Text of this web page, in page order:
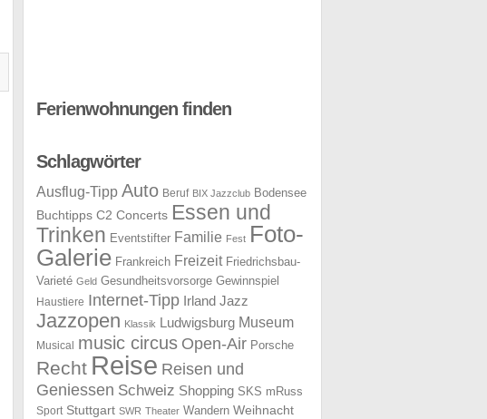
Ferienwohnungen finden
Schlagwörter
Ausflug-Tipp Auto Beruf BIX Jazzclub Bodensee
Buchtipps C2 Concerts Essen und
Trinken Eventstifter Familie Fest Foto-
Galerie Frankreich Freizeit Friedrichsbau-
Varieté Geld Gesundheitsvorsorge Gewinnspiel
Haustiere Internet-Tipp Irland Jazz
Jazzopen Klassik Ludwigsburg Museum
Musical music circus Open-Air Porsche
Recht Reise Reisen und
Geniessen Schweiz Shopping SKS mRuss
Sport Stuttgart SWR Theater Wandern Weihnacht